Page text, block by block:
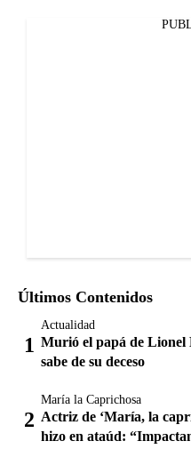
Últimos Contenidos
Actualidad
Murió el papá de Lionel
sabe de su deceso
María la Caprichosa
Actriz de ‘María, la
hizo en ataúd: